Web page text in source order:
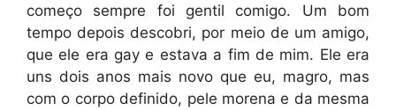
começo sempre foi gentil comigo. Um bom
tempo depois descobri, por meio de um amigo,
que ele era gay e estava a fim de mim. Ele era
uns dois anos mais novo que eu, magro, mas
com o corpo definido, pele morena e da mesma